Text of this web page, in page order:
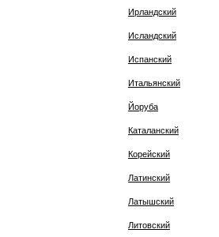
Ирландский
Исландский
Испанский
Итальянский
Йоруба
Каталанский
Корейский
Латинский
Латышский
Литовский